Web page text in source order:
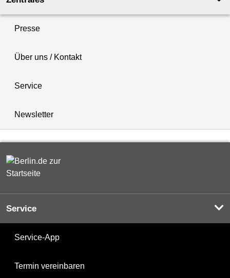
Presse
Über uns / Kontakt
Service
Newsletter
Service
Service-App
Termin vereinbaren